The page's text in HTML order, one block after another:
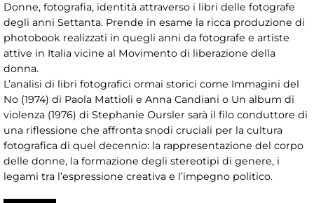
Donne, fotografia, identità attraverso i libri delle fotografe
degli anni Settanta. Prende in esame la ricca produzione di
photobook realizzati in quegli anni da fotografe e artiste
attive in Italia vicine al Movimento di liberazione della
donna.
L’analisi di libri fotografici ormai storici come Immagini del
No (1974) di Paola Mattioli e Anna Candiani o Un album di
violenza (1976) di Stephanie Oursler sarà il filo conduttore di
una riflessione che affronta snodi cruciali per la cultura
fotografica di quel decennio: la rappresentazione del corpo
delle donne, la formazione degli stereotipi di genere, i
legami tra l’espressione creativa e l’impegno politico.